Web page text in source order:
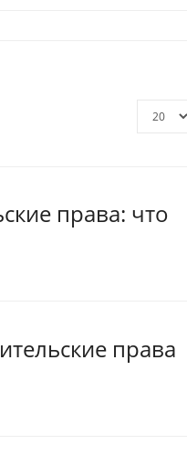
права: что
права